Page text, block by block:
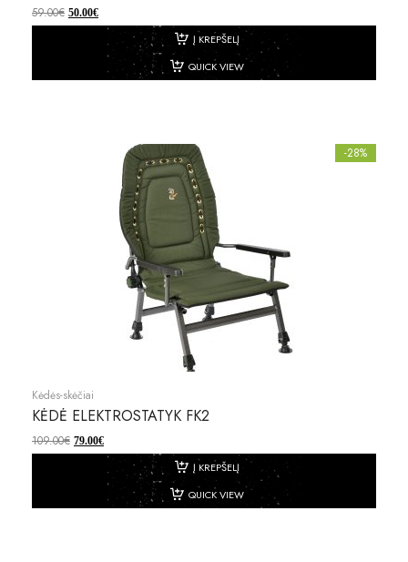
59.00€ 50.00€
Į KREPŠELĮ
QUICK VIEW
-28%
Kėdės-skėčiai
KĖDĖ ELEKTROSTATYK FK2
109.00€ 79.00€
Į KREPŠELĮ
QUICK VIEW